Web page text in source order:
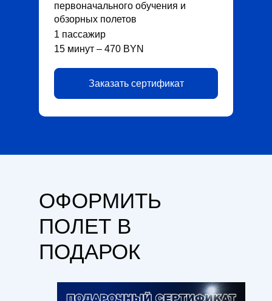
первоначального обучения и
обзорных полетов
Заказать сертификат
1 пассажир
15 минут – 470 BYN
ОФОРМИТЬ
ПОЛЕТ В
ПОДАРОК